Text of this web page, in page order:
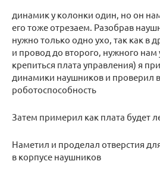
динамик у колонки один, но он
его тоже отрезаем. Разобрав
нужно только одно ухо, так как в
и провод до второго, нужного нам
крепиться плата управления) я
динамики наушников и проверил
роботоспособность
Затем примерил как плата будет
Наметил и проделал отверстия
в корпусе наушников